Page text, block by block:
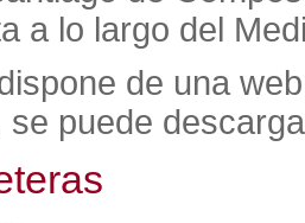
a lo largo del
de una
puede